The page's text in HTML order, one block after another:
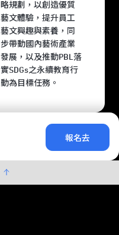
報名去
略規劃，以創造優質
藝文體驗，提升員工
藝文興趣與素養，同
步帶動國內藝術產業
發展，以及推動PBL落
實SDGs之永續教育行
動為目標任務。